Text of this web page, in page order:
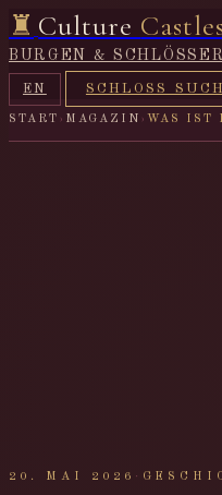
♜ Culture Castles
BURGEN &
EN SCHLOSS
START › MAGAZIN › WAS IST
20. MAI 2026 ·